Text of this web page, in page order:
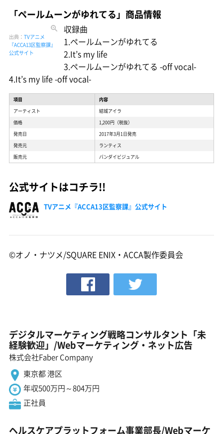
「ペールムーンがゆれてる」商品情報
出典： TVアニメ
『ACCA13区監察課』
公式サイト
収録曲
1.ペールムーンがゆれてる
2.It’s my life
3.ペールムーンがゆれてる -off vocal-
4.It’s my life -off vocal-
項目
内容
アーティスト
結城アイラ
価格
1,200円（税抜）
発売日
2017年3月1日発売
発売元
ランティス
販売元
バンダイビジュアル
公式サイトはコチラ!!
TVアニメ『ACCA13区監察課』公式サイト
©オノ・ナツメ/SQUARE ENIX・ACCA製作委員会
デジタルマーケティング戦略コンサルタント「未
経験歓迎」/Webマーケティング・ネット広告
株式会社Faber Company
東京都 港区
年収500万円～804万円
正社員
ヘルスケアプラットフォーム事業部長/Webマーケ